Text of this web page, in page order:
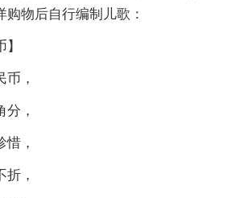
物后自行编制儿歌：
币，
分，
惜，
折，